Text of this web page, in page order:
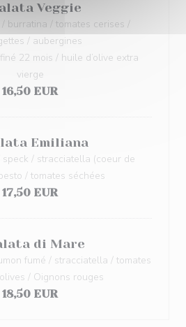
Veggie
burratina / tomates cerises /
/ aubergines
22 mois / huile d’olive extra
vierge
16,50 EUR
Emiliana
speck / stracciatella (coeur de
/ tomates séchées
17,50 EUR
di Mare
fumé / stracciatella / tomates
/ Oignons rouges
18,50 EUR